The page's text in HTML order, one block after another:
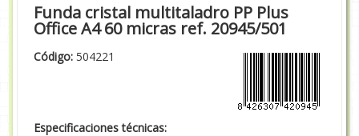
Funda cristal multitaladro PP Plus
Office A4 60 micras ref. 20945/501
Código: 504221
Especificaciones técnicas: